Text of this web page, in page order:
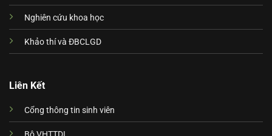
Nghiên cứu khoa học
Khảo thí và ĐBCLGD
Liên Kết
Cổng thông tin sinh viên